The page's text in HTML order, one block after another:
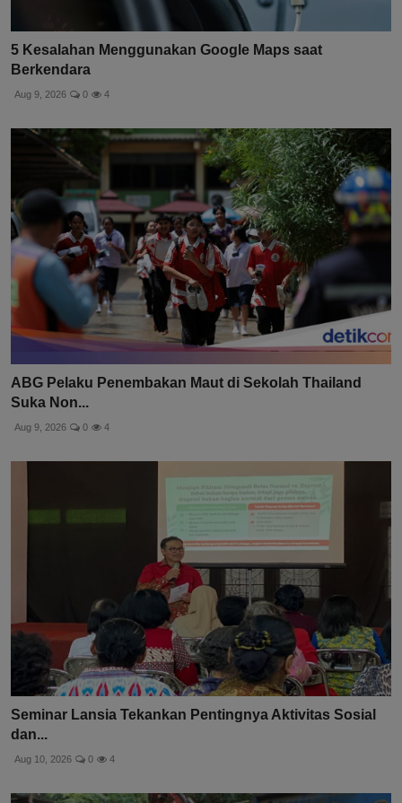
5 Kesalahan Menggunakan Google Maps saat
Berkendara
Aug 9, 2026 0 4
ABG Pelaku Penembakan Maut di Sekolah Thailand
Suka Non...
Aug 9, 2026 0 4
Seminar Lansia Tekankan Pentingnya Aktivitas Sosial
dan...
Aug 10, 2026 0 4